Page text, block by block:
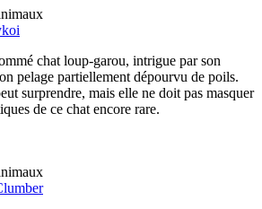
chat loup-garou, intrigue par son
pelage partiellement dépourvu de poils.
surprendre, mais elle ne doit pas masquer
de ce chat encore rare.